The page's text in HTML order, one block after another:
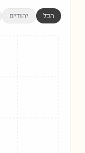
הכל יהודים